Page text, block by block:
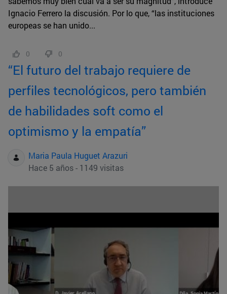
Ignacio Ferrero la discusión. Por lo que, “las instituciones
europeas se han unido...
0 0
“El futuro del trabajo requiere de
perfiles tecnológicos, pero también
de habilidades soft como el
optimismo y la empatía”
Maria Paula Huguet Arazuri
Hace 5 años - 1149 visitas